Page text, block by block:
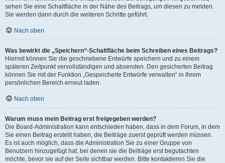
sehen Sie eine Schaltfläche in der Nähe des Beitrags, um diesen zu melden.
Sie werden dann durch die weiteren Schritte geführt.
Nach oben
Was bewirkt die „Speichern“-Schaltfläche beim Schreiben eines Beitrags?
Hiermit können Sie die geschriebene Entwürfe speichern und zu einem
späteren Zeitpunkt vervollständigen und absenden. Den gesicherten Beitrag
können Sie mit der Funktion „Gespeicherte Entwürfe verwalten“ in Ihrem
persönlichen Bereich erneut laden.
Nach oben
Warum muss mein Beitrag erst freigegeben werden?
Die Board-Administration kann entschieden haben, dass in dem Forum, in dem
Sie einen Beitrag erstellt haben, die Beiträge zuerst geprüft werden müssen.
Es ist auch möglich, dass die Administration Sie zu einer Gruppe von
Benutzern hinzugefügt hat, bei denen sie die Beiträge erst begutachten
möchte, bevor sie auf der Seite sichtbar werden. Bitte kontaktieren Sie die